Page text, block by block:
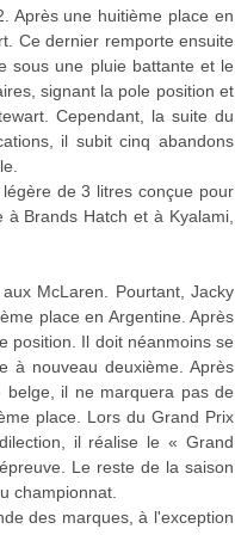
Après une huitième place en
Ce dernier remporte ensuite
sous une pluie battante et le
signant la pole position et
Cependant, la suite du
il subit cinq abandons
de 3 litres conçue pour
Brands Hatch et à Kyalami,
McLaren. Pourtant, Jacky
place en Argentine. Après
position. Il doit néanmoins se
à nouveau deuxième. Après
belge, il ne marquera pas de
place. Lors du Grand Prix
il réalise le « Grand
Le reste de la saison
championnat.
des marques, à l'exception